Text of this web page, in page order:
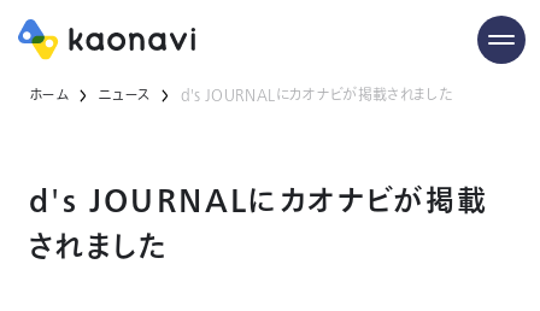
ホーム ニュース d's JOURNALにカオナビが掲載されました
d's JOURNALにカオナビが掲載
されました